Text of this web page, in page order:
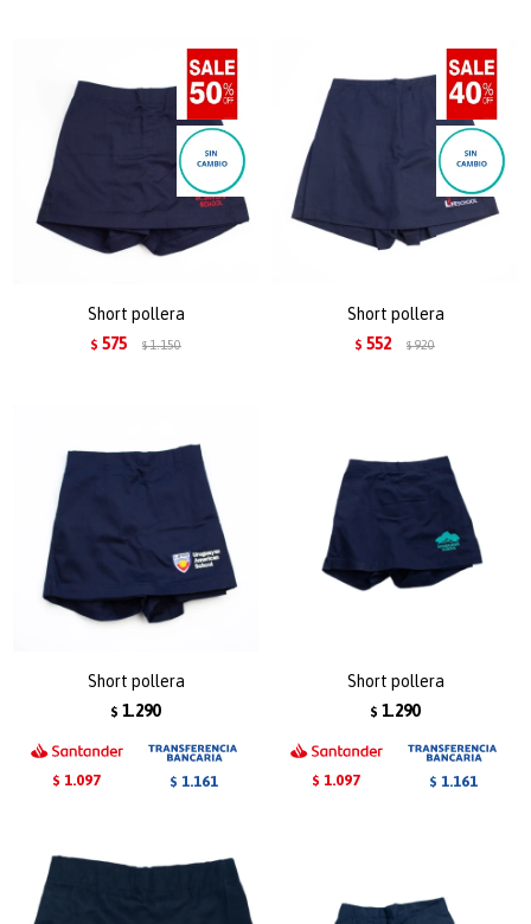
Short pollera
$ 575 $ 1.150
Short pollera
$ 552 $ 920
Short pollera
$ 1.290
$ 1.097 $ 1.161
Short pollera
$ 1.290
$ 1.097 $ 1.161